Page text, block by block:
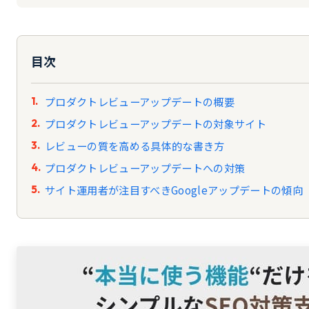
目次
プロダクトレビューアップデートの概要
プロダクトレビューアップデートの対象サイト
レビューの質を高める具体的な書き方
プロダクトレビューアップデートへの対策
サイト運用者が注目すべきGoogleアップデートの傾向